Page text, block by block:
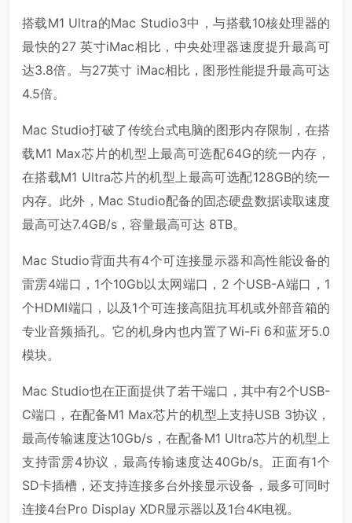
搭载M1 Ultra的Mac Studio3中，与搭载10核处理器的
最快的27 英寸iMac相比，中央处理器速度提升最高可
达3.8倍。与27英寸 iMac相比，图形性能提升最高可达
4.5倍。
Mac Studio打破了传统台式电脑的图形内存限制，在搭
载M1 Max芯片的机型上最高可选配64G的统一内存，
在搭载M1 Ultra芯片的机型上最高可选配128GB的统一
内存。此外，Mac Studio配备的固态硬盘数据读取速度
最高可达7.4GB/s，容量最高可达 8TB。
Mac Studio背面共有4个可连接显示器和高性能设备的
雷雳4端口，1个10Gb以太网端口，2 个USB-A端口，1
个HDMI端口，以及1个可连接高阻抗耳机或外部音箱的
专业音频插孔。它的机身内也内置了Wi-Fi 6和蓝牙5.0
模块。
Mac Studio也在正面提供了若干端口，其中有2个USB-
C端口，在配备M1 Max芯片的机型上支持USB 3协议，
最高传输速度达10Gb/s，在配备M1 Ultra芯片的机型上
支持雷雳4协议，最高传输速度达40Gb/s。正面有1个
SD卡插槽，还支持连接多台外接显示设备，最多可同时
连接4台Pro Display XDR显示器以及1台4K电视。